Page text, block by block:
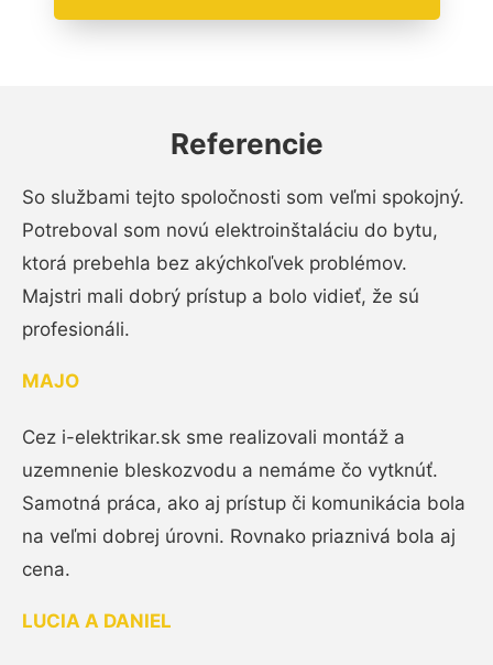
Referencie
So službami tejto spoločnosti som veľmi spokojný.
Potreboval som novú elektroinštaláciu do bytu,
ktorá prebehla bez akýchkoľvek problémov.
Majstri mali dobrý prístup a bolo vidieť, že sú
profesionáli.
MAJO
Cez i-elektrikar.sk sme realizovali montáž a
uzemnenie bleskozvodu a nemáme čo vytknúť.
Samotná práca, ako aj prístup či komunikácia bola
na veľmi dobrej úrovni. Rovnako priaznivá bola aj
cena.
LUCIA A DANIEL